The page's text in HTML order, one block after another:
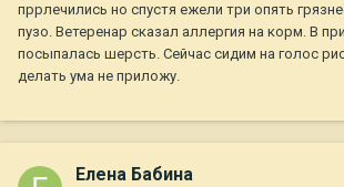
пррлечились но спустя ежели три опять
пузо. Ветеренар сказал аллергия на корм. В
посыпалась шерсть. Сейчас сидим на голос
делать ума не приложу.
Елена Бабина